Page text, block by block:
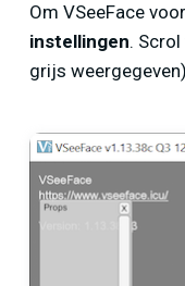
Om VSeeFace
instellingen.
grijs